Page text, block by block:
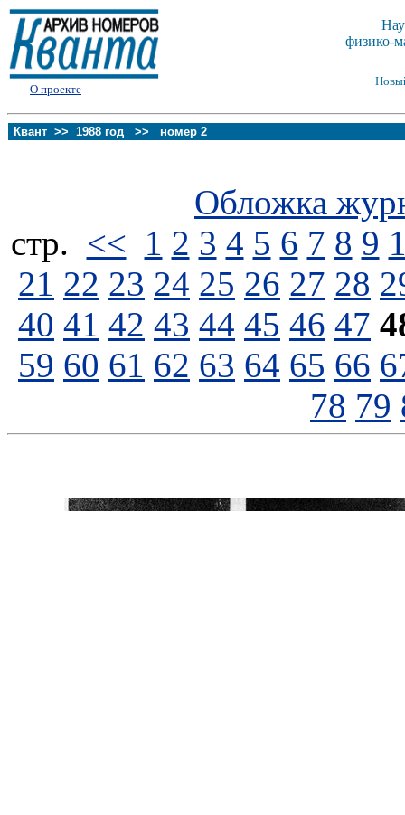
О проекте
физико-
Квант >> 1988 год >> номер 2
Обложка
стp. << 1 2 3 4 5 6 7 8 9
21 22 23 24 25 26 27 28
40 41 42 43 44 45 46 47
59 60 61 62 63 64 65 66
78 79